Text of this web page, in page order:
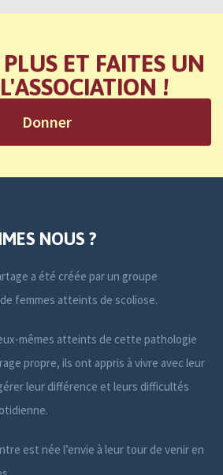
ET FAITES UN
!
Donner
NOUS ?
a été créée par un groupe
femmes atteints de scoliose.
mêmes atteints de cette pathologie
propre, ils ont appris à vivre avec leur
leur différence et leurs difficultés
est née l’envie à leur tour de venir en